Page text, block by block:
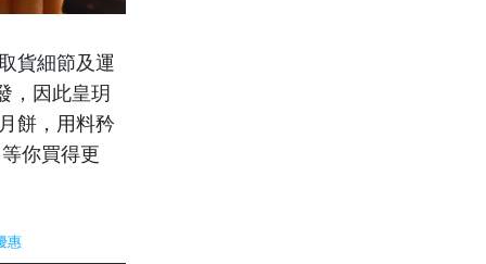
貨細節及運
，因此皇玥
餅，用料矜
你買得更
惠